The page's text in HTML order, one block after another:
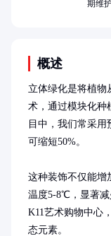
概述
立体绿化是将植物
术，通过模块化种
目中，我们常采
可缩短50%。
这种装饰不仅能增
温度5-8℃，显著
K11艺术购物中心
态元素。
期维